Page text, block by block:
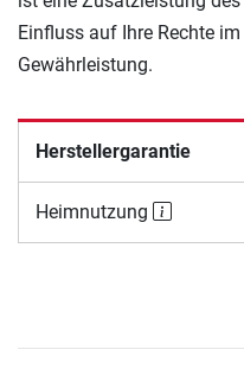
Einfluss auf Ihre Rechte
Gewährleistung.
Herstellergarantie
Heimnutzung